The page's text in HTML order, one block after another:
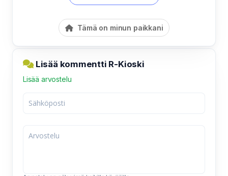
Tämä on minun paikkani
Lisää kommentti R-Kioski
Lisää arvostelu